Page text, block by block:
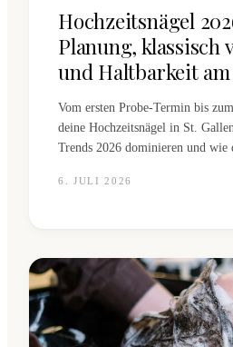
Hochzeitsnägel
Planung, klassisch
und Haltbarkeit
Vom ersten Probe-Termin bis
deine Hochzeitsnägel in St.
Trends 2026 dominieren und wie
6. JULI 2026